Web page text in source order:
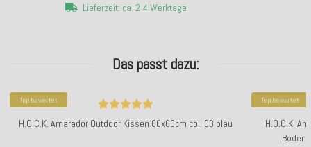
Lieferzeit: ca. 2-4 Werktage
Das passt dazu:
Top bewertet
H.O.C.K. Amarador Outdoor Kissen 60x60cm col. 03 blau
Top bewertet
H.O.C.K.